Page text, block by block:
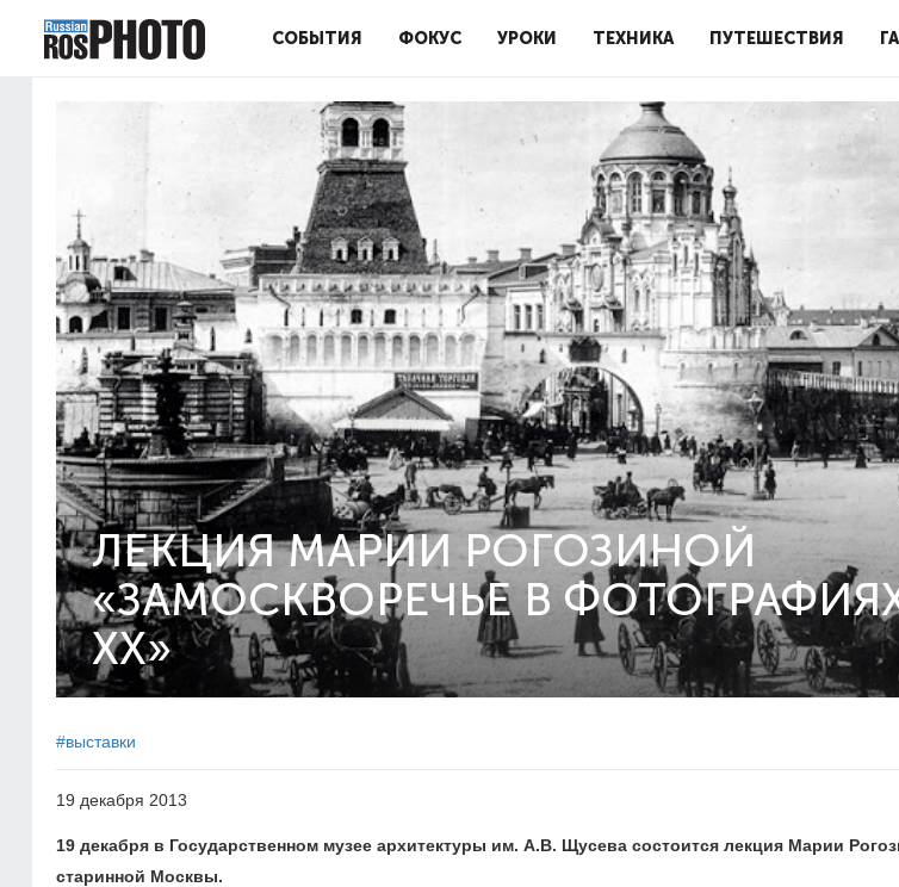
СОБЫТИЯ ФОКУС УРОКИ ТЕХНИКА ПУТЕШЕСТВИЯ
ЛЕКЦИЯ МАРИИ РОГОЗИНОЙ
«ЗАМОСКВОРЕЧЬЕ В
ХХ»
#выставки
19 декабря 2013
19 декабря в Государственном музее архитектуры им. А.В. Щусева состоится лекция Марии
старинной Москвы.